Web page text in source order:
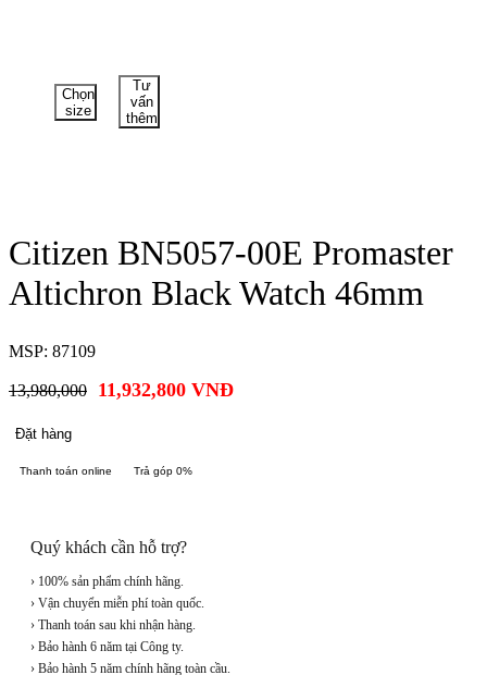
Chọn
size
Tư
vấn
thêm
Citizen BN5057-00E Promaster
Altichron Black Watch 46mm
MSP: 87109
13,980,000 11,932,800 VNĐ
Đặt hàng
Thanh toán online Trả góp 0%
Quý khách cần hỗ trợ?
› 100% sản phẩm chính hãng.
› Vận chuyển miễn phí toàn quốc.
› Thanh toán sau khi nhận hàng.
› Bảo hành 6 năm tại Công ty.
› Bảo hành 5 năm chính hãng toàn cầu.